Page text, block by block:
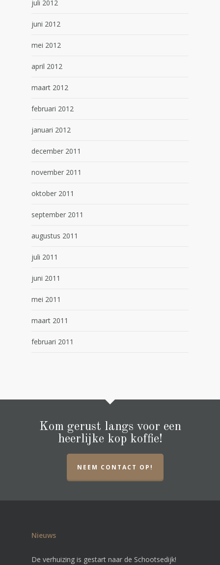
juli 2012
juni 2012
mei 2012
april 2012
maart 2012
februari 2012
januari 2012
december 2011
november 2011
oktober 2011
september 2011
augustus 2011
juli 2011
juni 2011
mei 2011
maart 2011
februari 2011
Kom gerust langs voor een
heerlijke kop koffie!
NEEM CONTACT OP!
Nieuws
De verhuizing is gestart naar de Schootsedijk!